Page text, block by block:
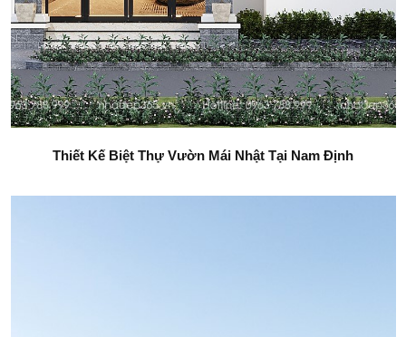
Thiết Kế Biệt Thự Vườn Mái Nhật Tại Nam Định